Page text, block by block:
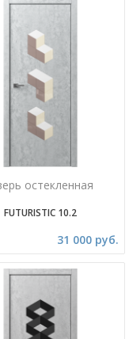
остекленная
FUTURISTIC 10.2
31 000 руб.